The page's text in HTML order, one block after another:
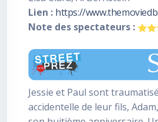
Lien : https://
Note des spectateurs :
Jessie et Paul sont
accidentelle de leur fils,